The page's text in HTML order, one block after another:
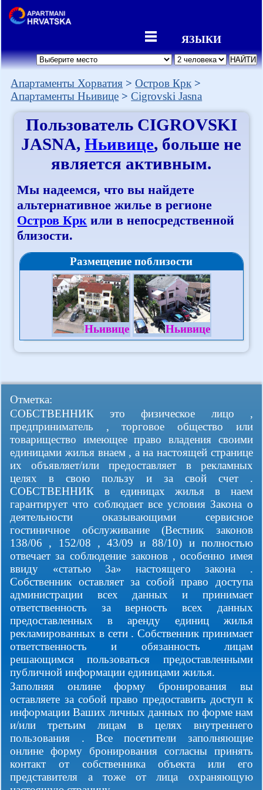
ЯЗЫКИ
Апартаменты Хорватия
Остров Крк
Апартаменты Ньивице
Cigrovski Jasna
Пользователь CIGROVSKI
JASNA,Ньивице, больше не
является активным.
Мы надеемся, что вы найдете
альтернативное жилье в регионе
Остров Крк или в непосредственной
близости.
Размещение поблизости
Ньивице Ньивице
Отметка:
СОБСТВЕННИК это физическое лицо ,
предприниматель , торговое общество или
товарищество имеющее право владения своими
единицами жилья внаем , а на настоящей странице
их объявляет/или предоставляет в рекламных
целях в свою пользу и за свой счет .
СОБСТВЕННИК в единицах жилья в наем
гарантирует что соблюдает все условия Закона о
деятельности оказывающими сервисное
гостиничное обслуживание (Вестник законов
138/06 , 152/08 , 43/09 и 88/10) и полностью
отвечает за соблюдение законов , особенно имея
ввиду «статью 3а» настоящего закона .
Собственник оставляет за собой право доступа
администрации всех данных и принимает
ответственность за верность всех данных
предоставленных в аренду единиц жилья
рекламированных в сети . Собственник принимает
ответственность и обязанность лицам
решающимся пользоваться предоставленными
публичной информации единицами жилья.
Заполняя онлине форму бронирования вы
оставляете за собой право предоставить доступ к
информации Ваших личных данных по форме нам
и/или третьим лицам в целях внутреннего
пользования . Все посетители заполняющие
онлине форму бронирования согласны принять
контакт от собственника объекта или его
представителя а тоже от лица охраняющую